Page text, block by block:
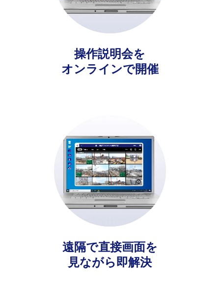
操作説明会を
オンラインで開催
遠隔で直接画面を
見ながら即解決